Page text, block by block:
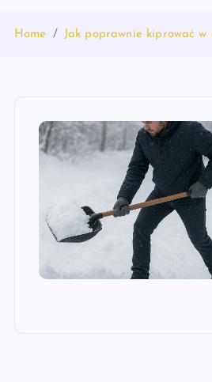
Home Jak poprawnie kiprować w